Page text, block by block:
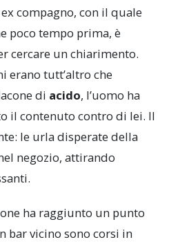
compagno, con il quale
poco tempo prima, è
cercare un chiarimento.
erano tutt’altro che
di acido, l’uomo ha
il contenuto contro di lei. Il
le urla disperate della
negozio, attirando
ha raggiunto un punto
bar vicino sono corsi in